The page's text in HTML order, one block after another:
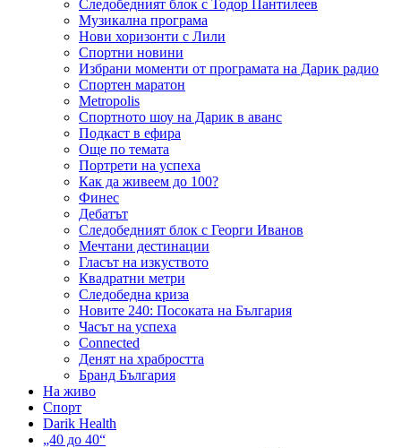
Следобедният блок с Тодор Пантилеев
Музикална програма
Нови хоризонти с Лили
Спортни новини
Избрани моменти от програмата на Дарик радио
Спортен маратон
Metropolis
Спортното шоу на Дарик в аванс
Подкаст в ефира
Още по темата
Портрети на успеха
Как да живеем до 100?
Финес
Дебатът
Следобедният блок с Георги Иванов
Мечтани дестинации
Гласът на изкуството
Квадратни метри
Следобедна криза
Новите 240: Посоката на България
Часът на успеха
Connected
Денят на храбростта
Бранд България
На живо
Спорт
Darik Health
„40 до 40“